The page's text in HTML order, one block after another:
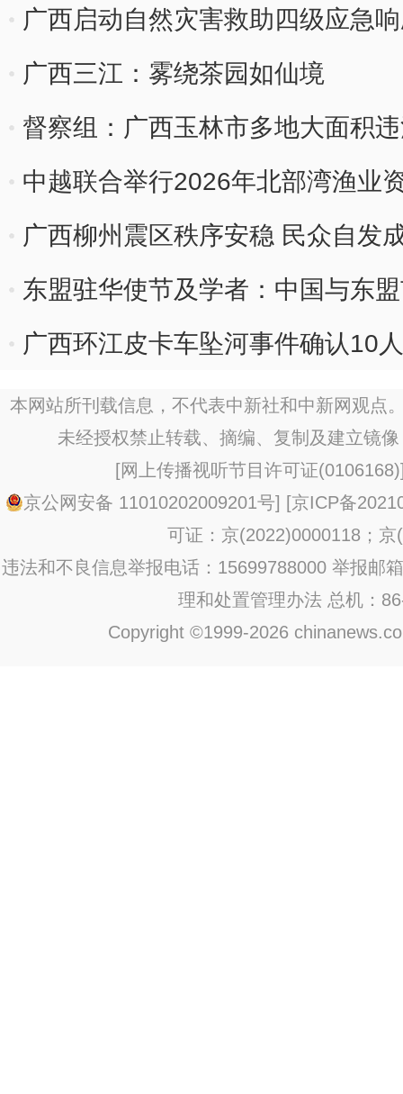
广西启动自然灾害救助四级应急
广西三江：雾绕茶园如仙境
督察组：广西玉林市多地大面积
重破坏
中越联合举行2026年北部湾渔业
广西柳州震区秩序安稳 民众自发
东盟驻华使节及学者：中国与东
双向互动
广西环江皮卡车坠河事件确认10
本网站所刊载信息，不代表中新社和中新网观点
未经授权禁止转载、摘编、复制及建立镜
[网上传播视听节目许可证(0106168)
京公网安备 11010202009201号] [京ICP备
可证：京(2022)0000118；京
违法和不良信息举报电话：15699788000 举报邮
理和处置管理办法 总机：
Copyright ©1999-2026